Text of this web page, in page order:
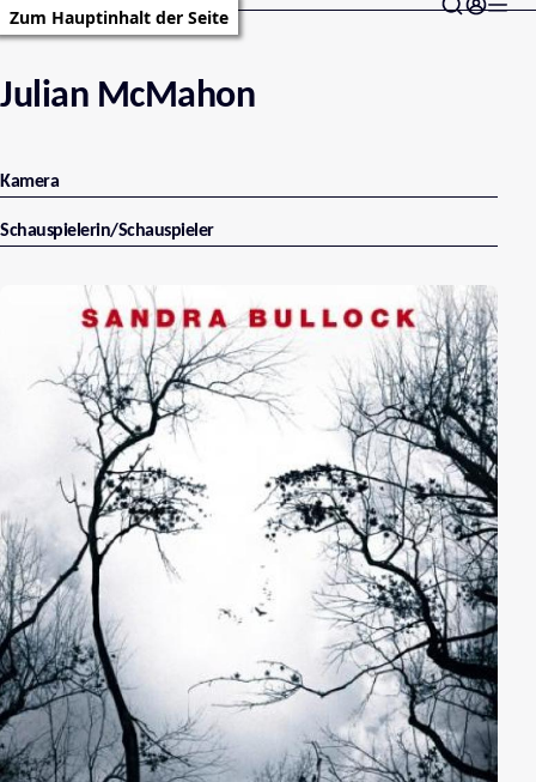
Zum Hauptinhalt der Seite
Julian McMahon
Kamera
Schauspielerin/Schauspieler